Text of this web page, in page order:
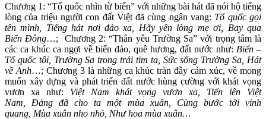
Chương 1: “Tổ quốc nhìn từ biển” với những bài hát đã nói hộ tiếng
lòng của triệu người con đất Việt đã cùng ngân vang: Tổ quốc gọi
tên mình, Tiếng hát nơi đảo xa, Hãy yên lòng mẹ ơi, Bay qua
Biển Đông…; Chương 2: “Thân yêu Trường Sa” với trọng tâm là
các ca khúc ca ngợi về biển đảo, quê hương, đất nước như: Biển –
Tổ quốc tôi, Trường Sa trong trái tim ta, Sức sống Trường Sa, Hát
về Anh…; Chương 3 là những ca khúc tràn đầy cảm xúc, về mong
muốn xây dựng và phát triển đất nước hùng cường với khát vọng
vươn xa như: Việt Nam khát vọng vươn xa, Tiến lên Việt
Nam, Đảng đã cho ta một mùa xuân, Cùng bước tới vinh
quang, Mùa xuân nho nhỏ, Như hoa mùa xuân…